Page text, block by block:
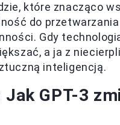
które znacząco
do
Gdy
a ja z
inteligencją.
GPT-3